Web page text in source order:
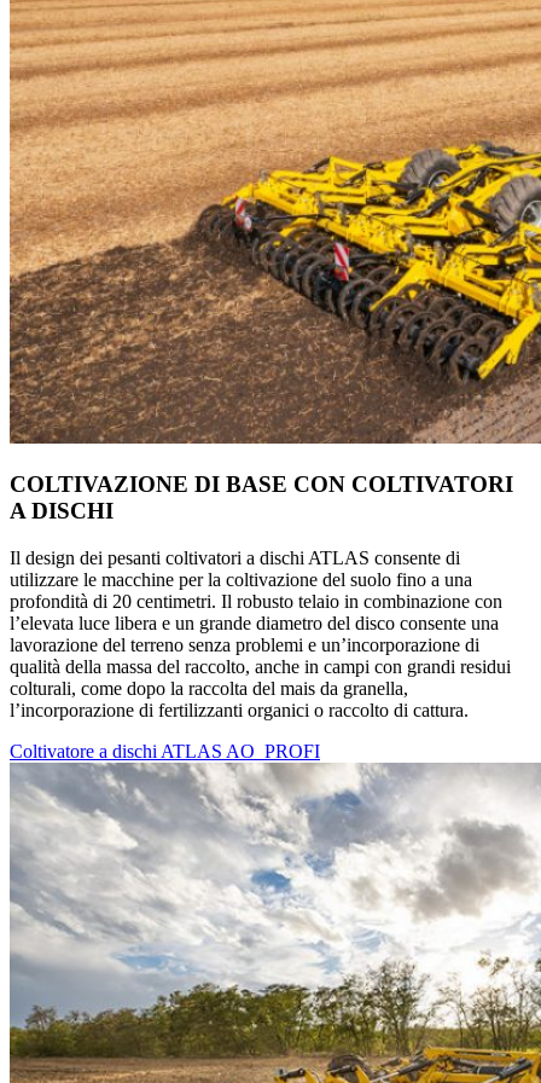
COLTIVAZIONE DI BASE CON COLTIVATORI
A DISCHI
Il design dei pesanti coltivatori a dischi ATLAS consente di
utilizzare le macchine per la coltivazione del suolo fino a una
profondità di 20 centimetri. Il robusto telaio in combinazione con
l’elevata luce libera e un grande diametro del disco consente una
lavorazione del terreno senza problemi e un’incorporazione di
qualità della massa del raccolto, anche in campi con grandi residui
colturali, come dopo la raccolta del mais da granella,
l’incorporazione di fertilizzanti organici o raccolto di cattura.
Coltivatore a dischi ATLAS AO_PROFI